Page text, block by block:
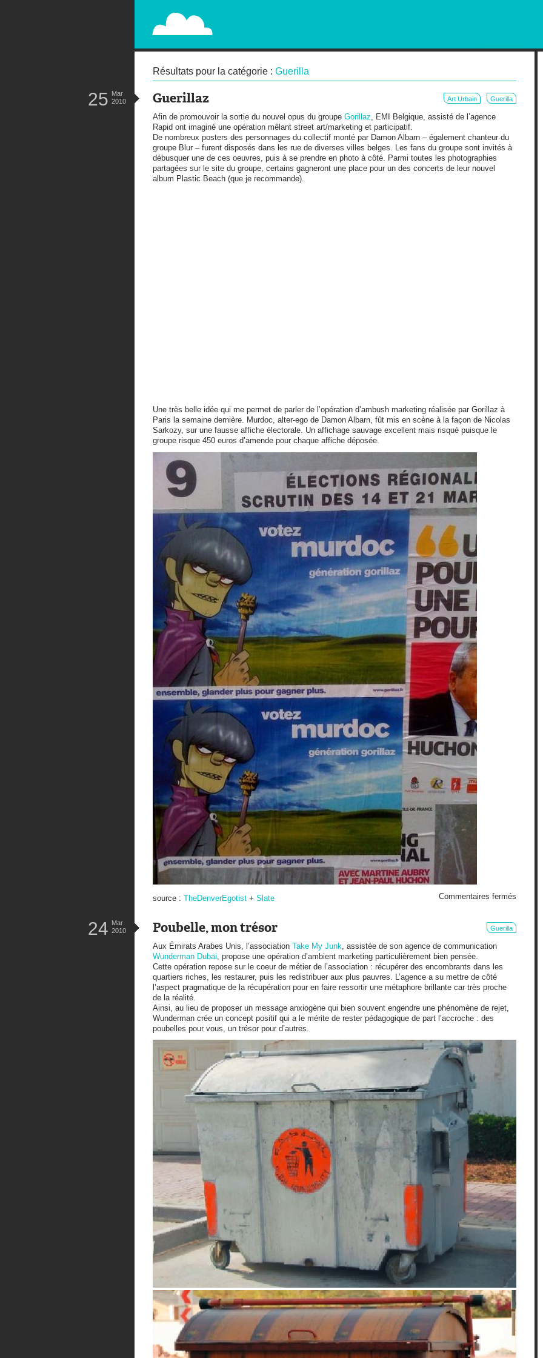
PAPERPLANE
STREET, AMBIENT, GUÉRILLA MARKETING AND OUT OF HOME
Résultats pour la catégorie : Guerilla
Guerillaz Art Urbain Guerilla
25 Mar
2010
Afin de promouvoir la sortie du nouvel opus du groupe Gorillaz , EMI Belgique, assisté de l’agence
Rapid ont imaginé une opération mêlant street art/marketing et participatif.
De nombreux posters des personnages du collectif monté par Damon Albarn – également chanteur du
groupe Blur – furent disposés dans les rue de diverses villes belges. Les fans du groupe sont invités à
débusquer une de ces oeuvres, puis à se prendre en photo à côté. Parmi toutes les photographies
partagées sur le site du groupe, certains gagneront une place pour un des concerts de leur nouvel
album Plastic Beach (que je recommande).
Une très belle idée qui me permet de parler de l’opération d’ambush marketing réalisée par Gorillaz à
Paris la semaine dernière. Murdoc, alter-ego de Damon Albarn, fût mis en scène à la façon de Nicolas
Sarkozy, sur une fausse affiche électorale. Un affichage sauvage excellent mais risqué puisque le
groupe risque 450 euros d’amende pour chaque affiche déposée.
source : TheDenverEgotist + Slate Commentaires fermés
Poubelle, mon trésor Guerilla
24 Mar
2010
Aux Émirats Arabes Unis, l’association Take My Junk, assistée de son agence de communication
Wunderman Dubai, propose une opération d’ambient marketing particulièrement bien pensée.
Cette opération repose sur le coeur de métier de l’association : récupérer des encombrants dans les
quartiers riches, les restaurer, puis les redistribuer aux plus pauvres. L’agence a su mettre de côté
l’aspect pragmatique de la récupération pour en faire ressortir une métaphore brillante car très proche
de la réalité.
Ainsi, au lieu de proposer un message anxiogène qui bien souvent engendre une phénomène de rejet,
Wunderman crée un concept positif qui a le mérite de rester pédagogique de part l’accroche : des
poubelles pour vous, un trésor pour d’autres.